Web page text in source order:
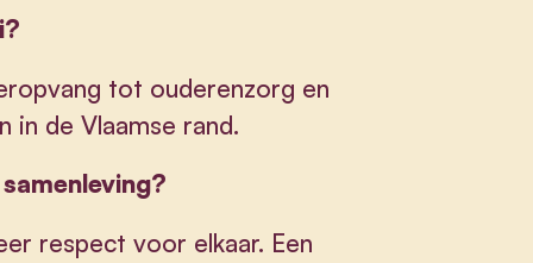
tot ouderenzorg en
in de Vlaamse rand.
respect voor elkaar. Een